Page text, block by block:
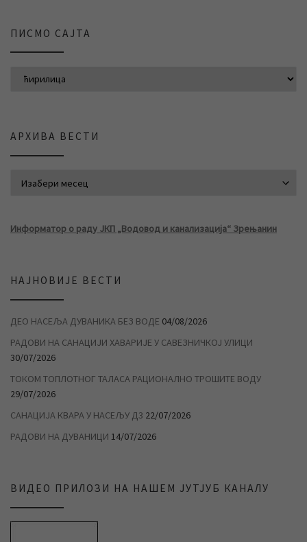
ПИСМО САЈТА
АРХИВА ВЕСТИ
Информатор о раду ЈКП „Водовод и канализација“ Зрењанин
НАЈНОВИЈЕ ВЕСТИ
ДЕО НАСЕЉА ДУВАНИКА БЕЗ ВОДЕ 04/08/2026
РАДОВИ НА САНАЦИЈИ ХАВАРИЈЕ У САВЕЗНИЧКОЈ УЛИЦИ
30/07/2026
ТОКОМ ТОПЛОТНОГ ТАЛАСА РАЦИОНАЛНО ТРОШИТЕ ВОДУ
29/07/2026
САНАЦИЈА КВАРА У НАСЕЉУ Д3 22/07/2026
РАДОВИ НА ДУВАНИЦИ 14/07/2026
ВИДЕО ПРИЛОЗИ НА НАШЕМ ЈУТЈУБ КАНАЛУ